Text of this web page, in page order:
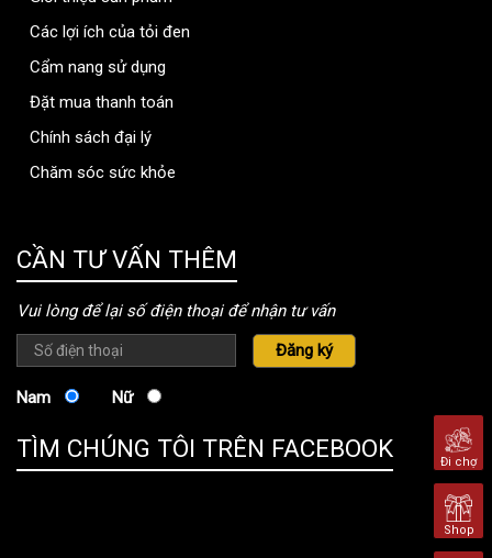
Các lợi ích của tỏi đen
Cẩm nang sử dụng
Đặt mua thanh toán
Chính sách đại lý
Chăm sóc sức khỏe
CẦN TƯ VẤN THÊM
Vui lòng để lại số điện thoại để nhận tư vấn
Nam Nữ
TÌM CHÚNG TÔI TRÊN FACEBOOK Đi chợ
Shop